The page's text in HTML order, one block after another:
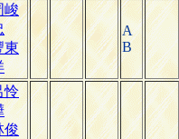
峻
東
A
B
怜
俊